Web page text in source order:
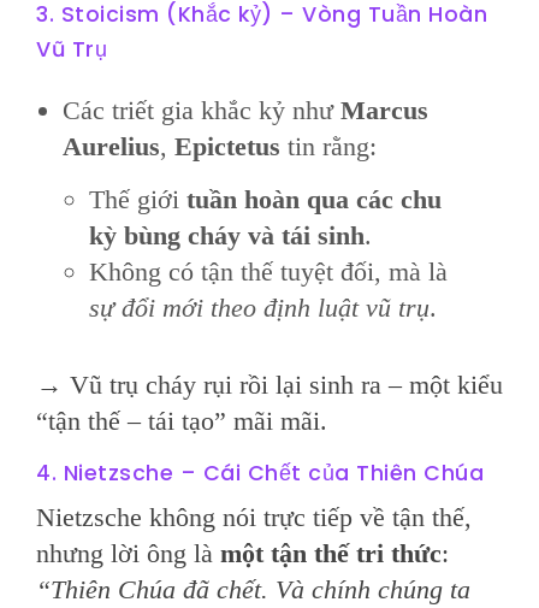
3. Stoicism (Khắc kỷ) – Vòng Tuần Hoàn
Vũ Trụ
Các triết gia khắc kỷ như Marcus
Aurelius, Epictetus tin rằng:
Thế giới tuần hoàn qua các chu
kỳ bùng cháy và tái sinh.
Không có tận thế tuyệt đối, mà là
sự đổi mới theo định luật vũ trụ.
→ Vũ trụ cháy rụi rồi lại sinh ra – một kiểu
“tận thế – tái tạo” mãi mãi.
4. Nietzsche – Cái Chết của Thiên Chúa
Nietzsche không nói trực tiếp về tận thế,
nhưng lời ông là một tận thế tri thức:
“Thiên Chúa đã chết. Và chính chúng ta